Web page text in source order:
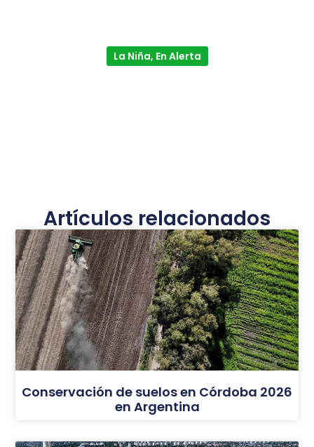
La Niña, En Alerta
Artículos relacionados
Conservación de suelos en Córdoba 2026
en Argentina